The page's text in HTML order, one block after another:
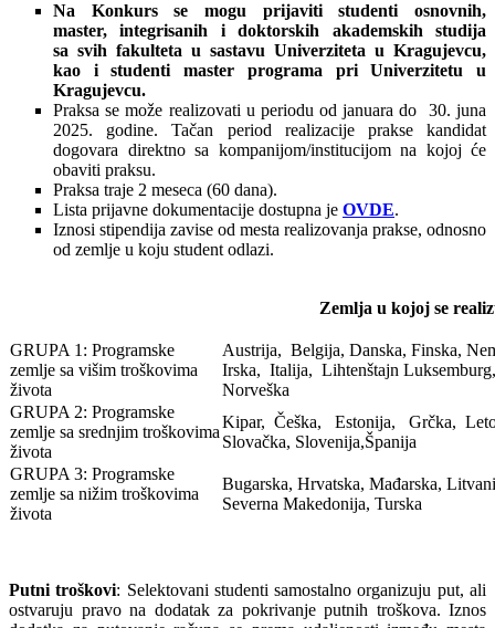
Na Konkurs se mogu prijaviti studenti osnovnih,
master,integrisanih i doktorskih akademskihstudija
sa svih fakulteta u sastavu Univerziteta u Kragujevcu,
kao i studenti master programa pri Univerzitetu u
Kragujevcu.
Praksa se može realizovati u periodu od januara do 30. juna
2025. godine. Tačan period realizacije prakse kandidat
dogovara direktno sa kompanijom/institucijom na kojoj će
obaviti praksu.
Praksa traje 2 meseca (60 dana).
Lista prijavne dokumentacije dostupna je OVDE.
Iznosi stipendija zavise od mesta realizovanja prakse, odnosno
od zemlje u koju student odlazi.
Zemlja u kojoj se
GRUPA 1: Programske
zemlje sa višim troškovima
života
Austrija, Belgija, Danska, Finska,
Irska, Italija, Lihtenštajn
Norveška
GRUPA 2: Programske
zemlje sa srednjim troškovima
života
Kipar, Češka, Estonija, Grčka,
Slovačka, Slovenija,Španija
GRUPA 3: Programske
zemlje sa nižim troškovima
života
Bugarska, Hrvatska, Mađarska,
Severna Makedonija, Turska
Putni troškovi: Selektovani studenti samostalno organizuju put, ali
ostvaruju pravo na dodatak za pokrivanje putnih troškova. Iznos